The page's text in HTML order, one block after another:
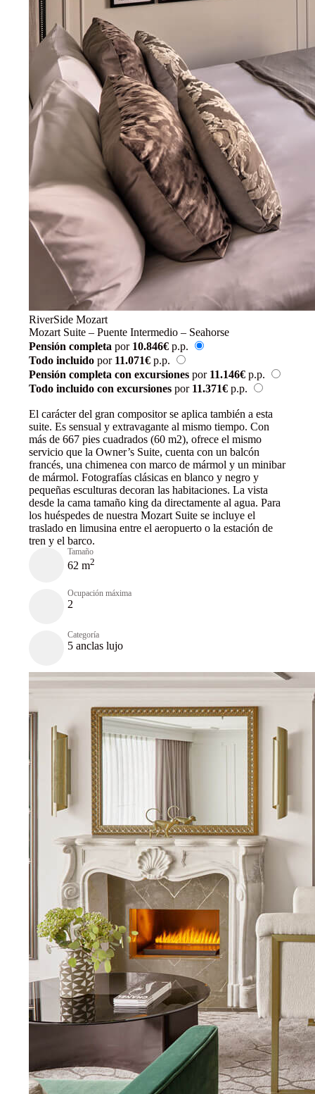
RiverSide Mozart
Mozart Suite – Puente Intermedio – Seahorse
Pensión completa por 10.846€ p.p.
Todo incluidopor 11.071€ p.p.
Pensión completa con excursionespor 11.146€ p.p.
Todo incluido con excursionespor 11.371€ p.p.
El carácter del gran compositor se aplica también a esta
suite. Es sensual y extravagante al mismo tiempo. Con
más de 667 pies cuadrados (60 m2), ofrece el mismo
servicio que la Owner’s Suite, cuenta con un balcón
francés, una chimenea con marco de mármol y un minibar
de mármol. Fotografías clásicas en blanco y negro y
pequeñas esculturas decoran las habitaciones. La vista
desde la cama tamaño king da directamente al agua. Para
los huéspedes de nuestra Mozart Suite se incluye el
traslado en limusina entre el aeropuerto o la estación de
tren y el barco.
Tamaño
62 m2
Ocupación máxima
2
Categoría
5 anclas lujo